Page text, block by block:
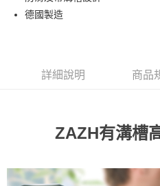
聯邦商業銀行
元大商業銀行
新竹貨運
德國製造
詳細說明 商品
ZAZH有溝槽